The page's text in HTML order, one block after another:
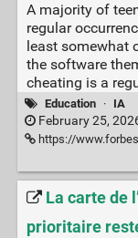
A majority of
regular
least somewhat
the software
cheating is a
Education · IA
February 25,
https://www.forbes.com/sites/
La carte de
prioritaire